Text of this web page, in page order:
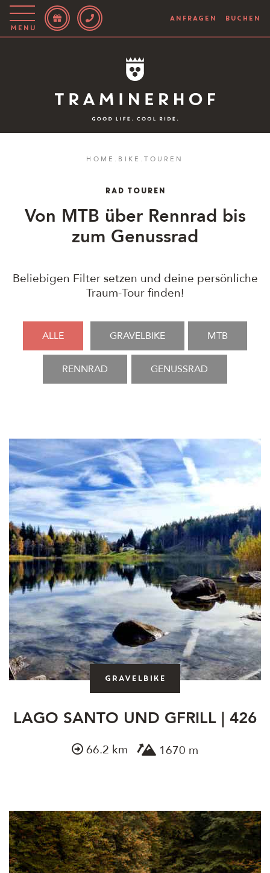
Story
Hotel
Rooms
Bike
Magazin
IT EN DE
Menu
ANFRAGEN BUCHEN
HOME . BIKE .TOUREN
RAD TOUREN
Von MTB über Rennrad bis
zum Genussrad
Beliebigen Filter setzen und deine persönliche
Traum-Tour finden!
ALLE GRAVELBIKE MTB
RENNRAD GENUSSRAD
Gravelbike
LAGO SANTO UND GFRILL | 426
66.2 km 1670 m